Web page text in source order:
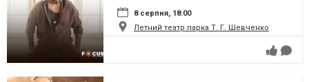
8 серпня, 18:00
Летний театр парка Т. Г. Шевченко